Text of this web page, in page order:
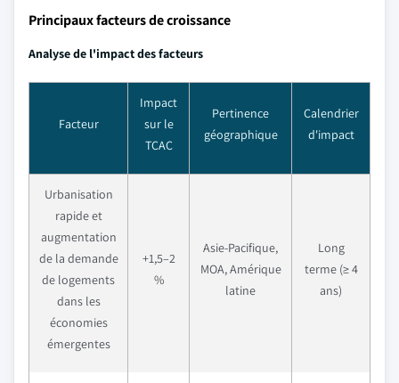
Principaux facteurs de croissance
Analyse de l'impact des facteurs
Facteur
Impact
sur le
TCAC
Pertinence
géographique
Calendrier
d'impact
Urbanisation
rapide et
augmentation
de la demande
de logements
dans les
économies
émergentes
+1,5–2
%
Asie-Pacifique,
MOA, Amérique
latine
Long
terme (≥ 4
ans)